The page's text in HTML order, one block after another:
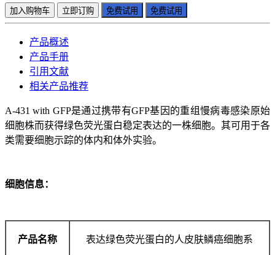
加入购物车 立即订购 免费试用 免费试用
产品概述
产品手册
引用文献
相关产品推荐
A-431 with GFP是通过携带有GFP基因的重组慢病毒感染原始
细胞株而获得绿色荧光蛋白稳定表达的一株细胞。其可用于各
类需要细胞示踪的体内和体外实验。
细胞信息：
产品名称 表达绿色荧光蛋白的人皮肤鳞癌细胞系